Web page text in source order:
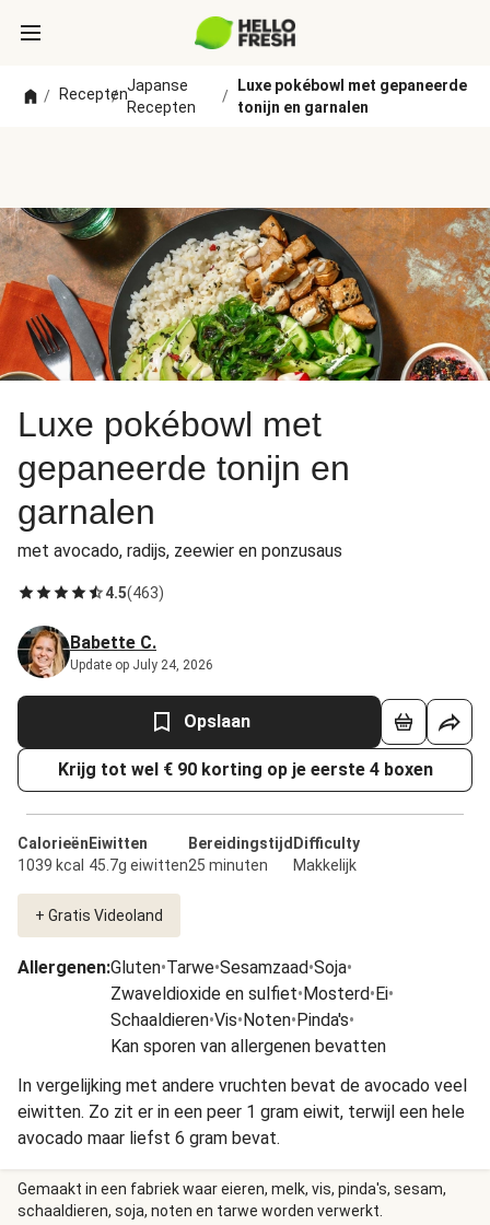
/ Recepten
/
Japanse
Recepten
/
Luxe pokébowl met gepaneerde
tonijn en garnalen
Luxe pokébowl met
gepaneerde tonijn en
garnalen
met avocado, radijs, zeewier en ponzusaus
4.5(463)
Babette C.
Update op July 24, 2026
Opslaan
Krijg tot wel € 90 korting op je eerste 4 boxen
Calorieën
1039 kcal
Eiwitten
45.7g eiwitten
Bereidingstijd
25 minuten
Difficulty
Makkelijk
+ Gratis Videoland
Allergenen:Gluten•Tarwe•Sesamzaad•Soja•
Zwaveldioxide en sulfiet•Mosterd•Ei•
Schaaldieren•Vis•Noten•Pinda's•
Kan sporen van allergenen bevatten
In vergelijking met andere vruchten bevat de avocado veel
eiwitten. Zo zit er in een peer 1 gram eiwit, terwijl een hele
avocado maar liefst 6 gram bevat.
Gemaakt in een fabriek waar eieren, melk, vis, pinda's, sesam,
schaaldieren, soja, noten en tarwe worden verwerkt.